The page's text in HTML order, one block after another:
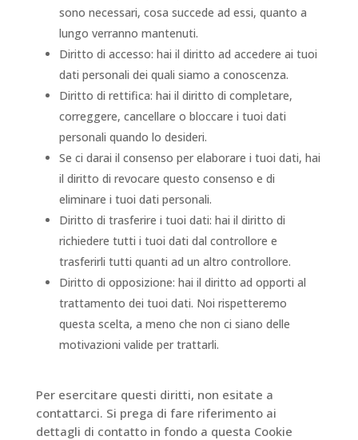
sono necessari, cosa succede ad essi, quanto a
lungo verranno mantenuti.
Diritto di accesso: hai il diritto ad accedere ai tuoi
dati personali dei quali siamo a conoscenza.
Diritto di rettifica: hai il diritto di completare,
correggere, cancellare o bloccare i tuoi dati
personali quando lo desideri.
Se ci darai il consenso per elaborare i tuoi dati, hai
il diritto di revocare questo consenso e di
eliminare i tuoi dati personali.
Diritto di trasferire i tuoi dati: hai il diritto di
richiedere tutti i tuoi dati dal controllore e
trasferirli tutti quanti ad un altro controllore.
Diritto di opposizione: hai il diritto ad opporti al
trattamento dei tuoi dati. Noi rispetteremo
questa scelta, a meno che non ci siano delle
motivazioni valide per trattarli.
Per esercitare questi diritti, non esitate a
contattarci. Si prega di fare riferimento ai
dettagli di contatto in fondo a questa Cookie